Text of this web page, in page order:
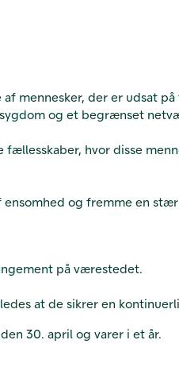
mennesker, der er udsat
og et begrænset
hvor disse
og fremme en
på værestedet.
at de sikrer en
30. april og varer i et år.